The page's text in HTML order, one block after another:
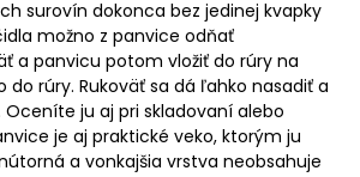
surovín dokonca bez jedinej kvapky
možno z panvice odňať
a panvicu potom vložiť do rúry na
do rúry. Rukoväť sa dá ľahko nasadiť a
ju aj pri skladovaní alebo
je aj praktické veko, ktorým ju
a vonkajšia vrstva neobsahuje